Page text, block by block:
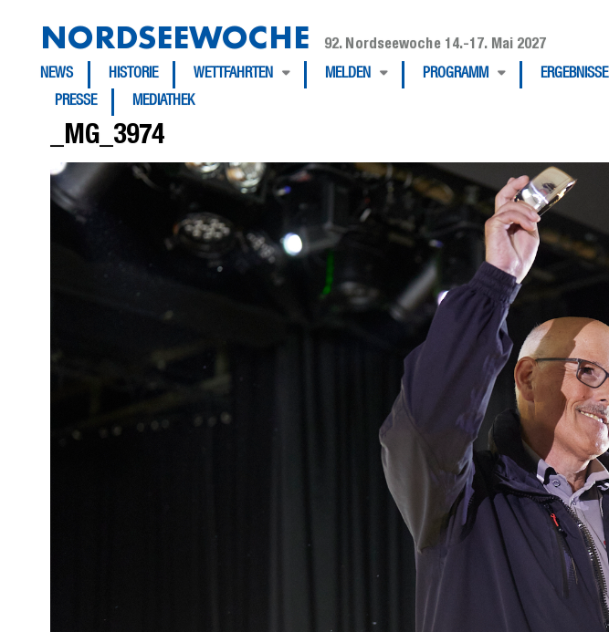
NORDSEEWOCHE
92. Nordseewoche 14.-17. Mai 2027
NEWS
HISTORIE WETTFAHRTEN MELDEN PROGRAMM ERGEBNISSE
PRESSE
MEDIATHEK
_MG_3974